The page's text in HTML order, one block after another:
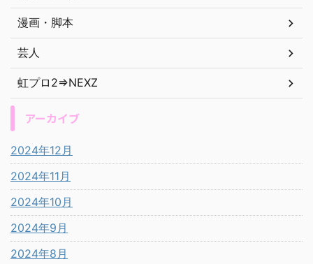
漫画・脚本
芸人
虹プロ2⇒NEXZ
アーカイブ
2024年12月
2024年11月
2024年10月
2024年9月
2024年8月